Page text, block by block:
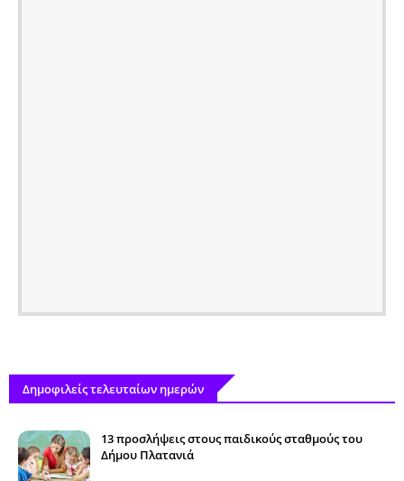
Δημοφιλείς τελευταίων ημερών
13 προσλήψεις στους παιδικούς σταθμούς του
Δήμου Πλατανιά